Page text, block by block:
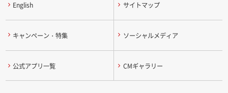
English サイトマップ
キャンペーン・特集 ソーシャルメディア
公式アプリ一覧 CMギャラリー